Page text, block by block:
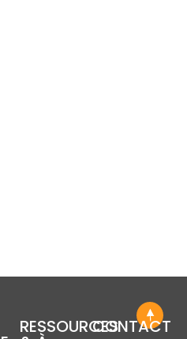
RESSOURCESCONTACT